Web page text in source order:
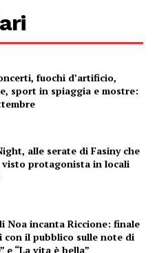
fuochi d’artificio,
sport in spiaggia e mostre:
alle serate di Fasiny che
protagonista in locali
Noa incanta Riccione: finale
con il pubblico sulle note di
e “La vita è bella”